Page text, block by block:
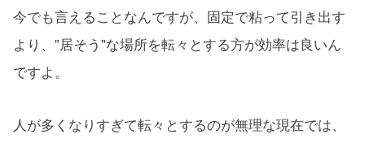
今でも言えることなんですが、固定で粘って引き出す
より、”居そう”な場所を転々とする方が効率は良いん
ですよ。
人が多くなりすぎて転々とするのが無理な現在では、